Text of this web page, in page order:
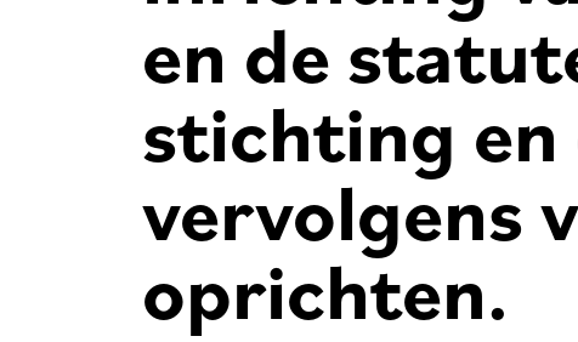
en de
stichting
vervolgens
oprichten.